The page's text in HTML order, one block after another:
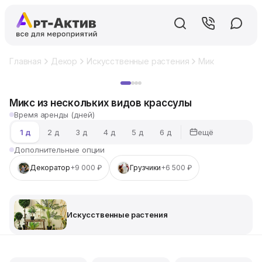
Главная Декор Искусственные растения Микс из
Микс из нескольких видов крассулы
Время аренды (дней)
1 д
2 д 3 д 4 д 5 д 6 д
ещё
Дополнительные опции
Декоратор+9 000 ₽ Грузчики+6 500 ₽
Искусственные растения